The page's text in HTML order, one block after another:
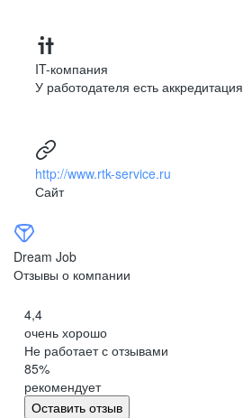
IT-компания
У работодателя есть аккредитация
http://www.rtk-service.ru
Сайт
Dream Job
Отзывы о компании
4,4
очень хорошо
Не работает с отзывами
85%
рекомендует
Оставить отзыв